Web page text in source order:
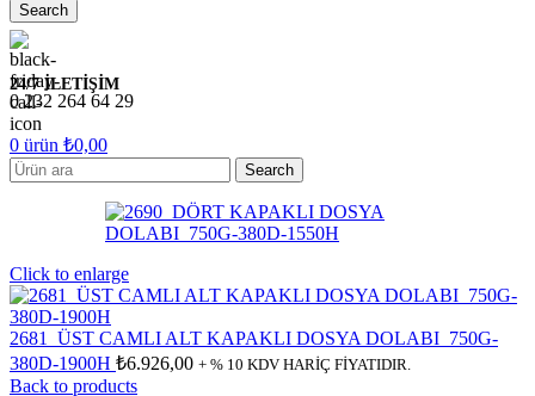
Search
24/7 İLETİŞİM
0 232 264 64 29
0 ürün ₺0,00
Search
Click to enlarge
2681_ÜST CAMLI ALT KAPAKLI DOSYA DOLABI_750G-
380D-1900H ₺6.926,00 + % 10 KDV HARİÇ FİYATIDIR.
Back to products